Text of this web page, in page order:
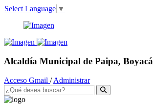
Select Language ▼
Alcaldía Municipal de Paipa, Boyacá
Acceso Gmail /Administrar